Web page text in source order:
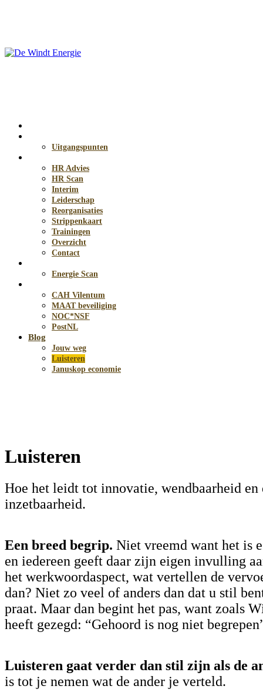
Uitgangspunten
HR Advies
HR Scan
Interim
Leiderschap
Reorganisaties
Strippenkaart
Trainingen
Overzicht
Contact
Energie Scan
CAH Vilentum
MAAT beveiliging
NOC*NSF
PostNL
Blog
Jouw weg
Luisteren
Januskop economie
Luisteren
Hoe het leidt tot innovatie, wendbaarheid en
inzetbaarheid.
Een breed begrip. Niet vreemd want het is
en iedereen geeft daar zijn eigen invulling
het werkwoordaspect, wat vertellen de
dan? Niet zo veel of anders dan dat u stil
praat. Maar dan begint het pas, want zoals
heeft gezegd: “Gehoord is nog niet
Luisteren gaat verder dan stil zijn als de
is tot je nemen wat de ander je verteld.